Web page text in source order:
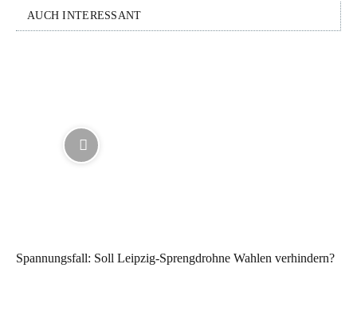
AUCH INTERESSANT
Spannungsfall: Soll Leipzig-Sprengdrohne Wahlen verhindern?